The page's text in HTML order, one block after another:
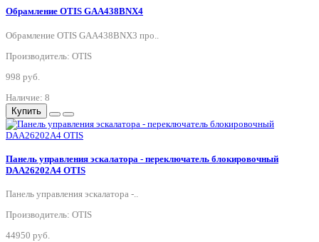
Обрамление OTIS GAA438BNX4
Обрамление OTIS GAA438BNX3 про..
Производитель: OTIS
998 руб.
Наличие: 8
Купить
Панель управления эскалатора - переключатель блокировочный
DAA26202A4 OTIS
Панель управления эскалатора -..
Производитель: OTIS
44950 руб.